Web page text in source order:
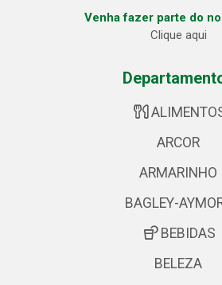
Venha fazer parte do
Clique aqui
ARCOR
ARMARINHO
BAGLEY-
BEBIDAS
BELEZA